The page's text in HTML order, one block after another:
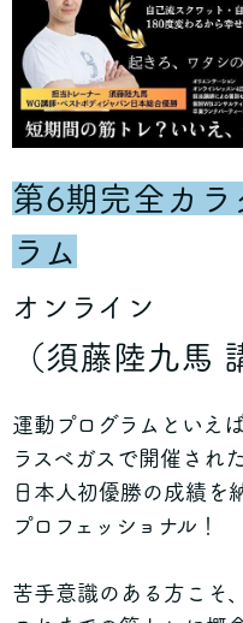
第6期完全カ
ラム
オンライン
（須藤陸九馬
運動プログラムといえ
ラスベガスで開催され
日本人初優勝の成績を
プロフェッショナル！
苦手意識のある方こそ